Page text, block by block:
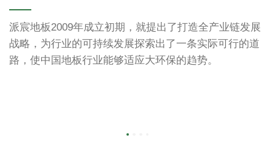
派宸地板2009年成立初期，就提出了打造全产业链发展
战略，为行业的可持续发展探索出了一条实际可行的道
路，使中国地板行业能够适应大环保的趋势。